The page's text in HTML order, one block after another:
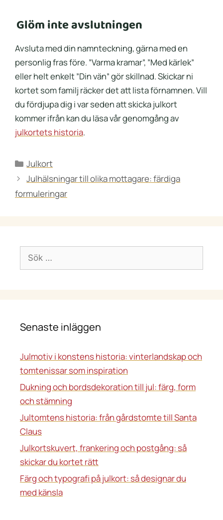
Glöm inte avslutningen
Avsluta med din namnteckning, gärna med en
personlig fras före. ”Varma kramar”, ”Med kärlek”
eller helt enkelt ”Din vän” gör skillnad. Skickar ni
kortet som familj räcker det att lista förnamnen. Vill
du fördjupa dig i var seden att skicka julkort
kommer ifrån kan du läsa vår genomgång av
julkortets historia.
Kategorier
Julkort
Julhälsningar till olika mottagare: färdiga
formuleringar
Sök
efter:
Senaste inläggen
Julmotiv i konstens historia: vinterlandskap och
tomtenissar som inspiration
Dukning och bordsdekoration till jul: färg, form
och stämning
Jultomtens historia: från gårdstomte till Santa
Claus
Julkortskuvert, frankering och postgång: så
skickar du kortet rätt
Färg och typografi på julkort: så designar du
med känsla